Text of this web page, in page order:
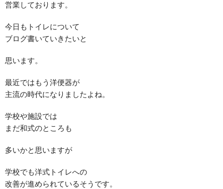
営業しております。
今日もトイレについて
ブログ書いていきたいと
思います。
最近ではもう洋便器が
主流の時代になりましたよね。
学校や施設では
まだ和式のところも
多いかと思いますが
学校でも洋式トイレへの
改善が進められているそうです。